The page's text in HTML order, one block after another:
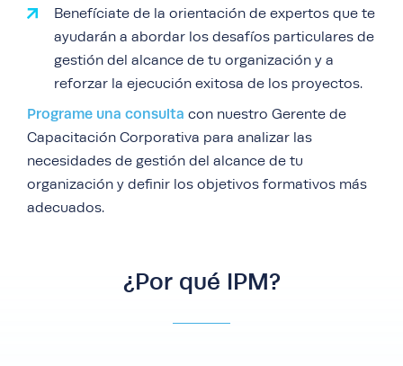
Benefíciate de la orientación de expertos que te
ayudarán a abordar los desafíos particulares de
gestión del alcance de tu organización y a
reforzar la ejecución exitosa de los proyectos.
Programe una consulta con nuestro Gerente de
Capacitación Corporativa para analizar las
necesidades de gestión del alcance de tu
organización y definir los objetivos formativos más
adecuados.
¿Por qué IPM?